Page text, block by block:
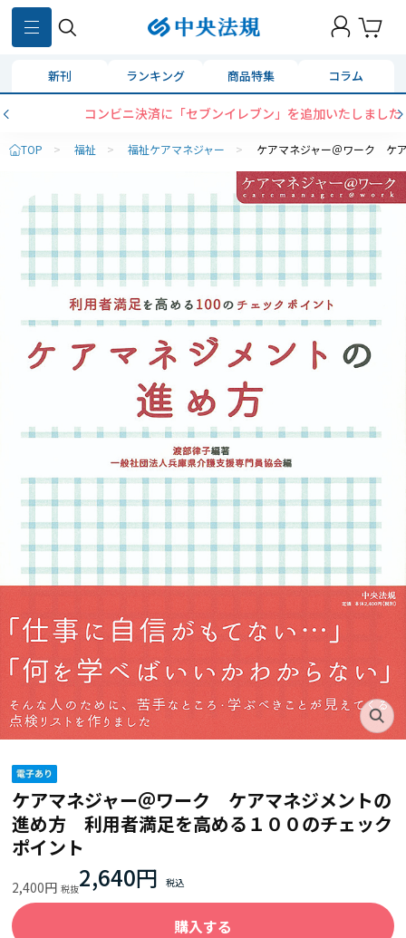
新刊 ランキング 商品特集 コラム
コンビニ決済に「セブンイレブン」を追加いたしました
TOP > 福祉 > 福祉ケアマネジャー > ケアマネジャー＠ワーク ケ
ケアマネジャー＠ワーク ケアマネジメントの
進め方 利用者満足を高める１００のチェック
ポイント
2,400円 2,640円
購入する